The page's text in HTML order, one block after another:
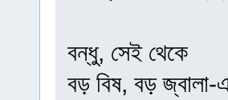
বন্ধু, সেই থেকে
বড় বিষ, বড় জ্বালা-